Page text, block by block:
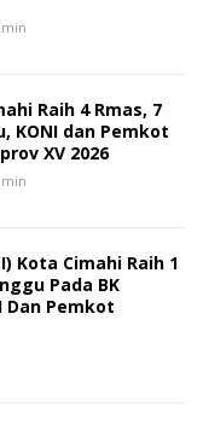
Raih 4 Rmas, 7
KONI dan Pemkot
XV 2026
Kota Cimahi Raih 1
Pada BK
Dan Pemkot